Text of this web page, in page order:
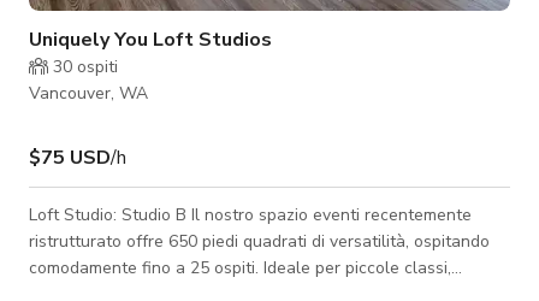
Uniquely You Loft Studios
30 ospiti
Vancouver, WA
$75 USD/h
Loft Studio: Studio B Il nostro spazio eventi recentemente
ristrutturato offre 650 piedi quadrati di versatilità, ospitando
comodamente fino a 25 ospiti. Ideale per piccole classi,